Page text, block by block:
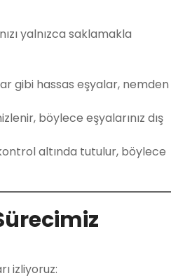
yalnızca saklamakla
gibi hassas eşyalar, nemden
böylece eşyalarınız dış
altında tutulur, böylece
izliyoruz: